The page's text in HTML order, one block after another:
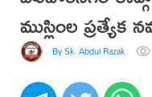
ముస్లింల
By Sk. Abdul Razak Baba